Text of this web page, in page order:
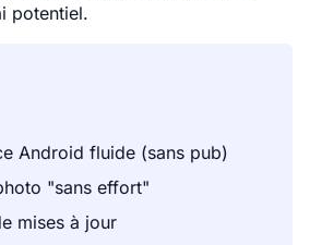
potentiel.
Android fluide (sans pub)
"sans effort"
mises à jour